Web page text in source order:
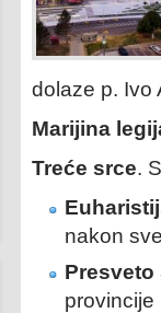
dolaze p. Ivo
Marijina
Treće srce.
nakon
Presveto